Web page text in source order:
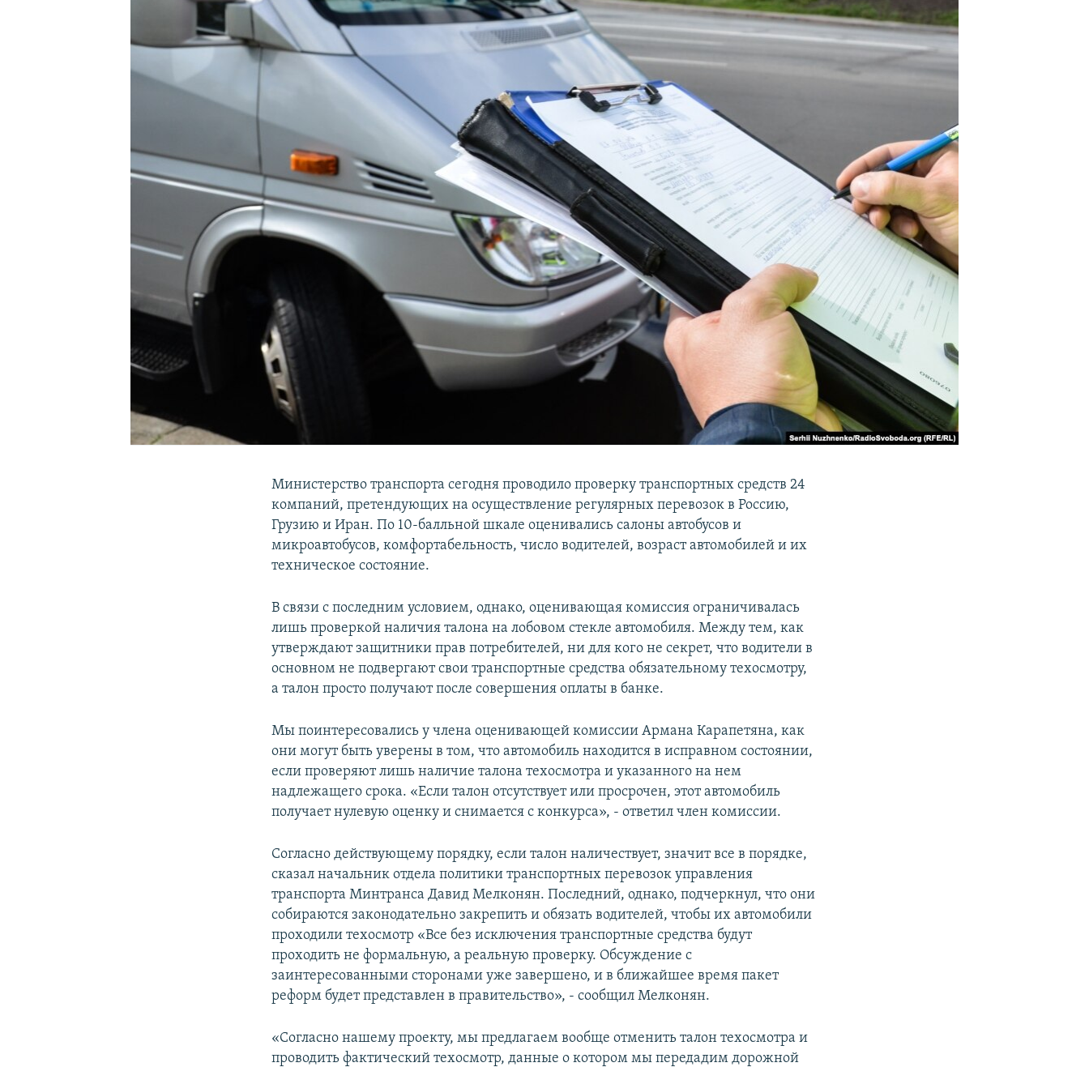
Министерство транспорта сегодня проводило проверку транспортных средств 24
компаний, претендующих на осуществление регулярных перевозок в Россию,
Грузию и Иран. По 10-балльной шкале оценивались салоны автобусов и
микроавтобусов, комфортабельность, число водителей, возраст автомобилей и их
техническое состояние.
В связи с последним условием, однако, оценивающая комиссия ограничивалась
лишь проверкой наличия талона на лобовом стекле автомобиля. Между тем, как
утверждают защитники прав потребителей, ни для кого не секрет, что водители в
основном не подвергают свои транспортные средства обязательному техосмотру,
а талон просто получают после совершения оплаты в банке.
Мы поинтересовались у члена оценивающей комиссии Армана Карапетяна, как
они могут быть уверены в том, что автомобиль находится в исправном состоянии,
если проверяют лишь наличие талона техосмотра и указанного на нем
надлежащего срока. «Если талон отсутствует или просрочен, этот автомобиль
получает нулевую оценку и снимается с конкурса», - ответил член комиссии.
Согласно действующему порядку, если талон наличествует, значит все в порядке,
сказал начальник отдела политики транспортных перевозок управления
транспорта Минтранса Давид Мелконян. Последний, однако, подчеркнул, что они
собираются законодательно закрепить и обязать водителей, чтобы их автомобили
проходили техосмотр «Все без исключения транспортные средства будут
проходить не формальную, а реальную проверку. Обсуждение с
заинтересованными сторонами уже завершено, и в ближайшее время пакет
реформ будет представлен в правительство», - сообщил Мелконян.
«Согласно нашему проекту, мы предлагаем вообще отменить талон техосмотра и
проводить фактический техосмотр, данные о котором мы передадим дорожной